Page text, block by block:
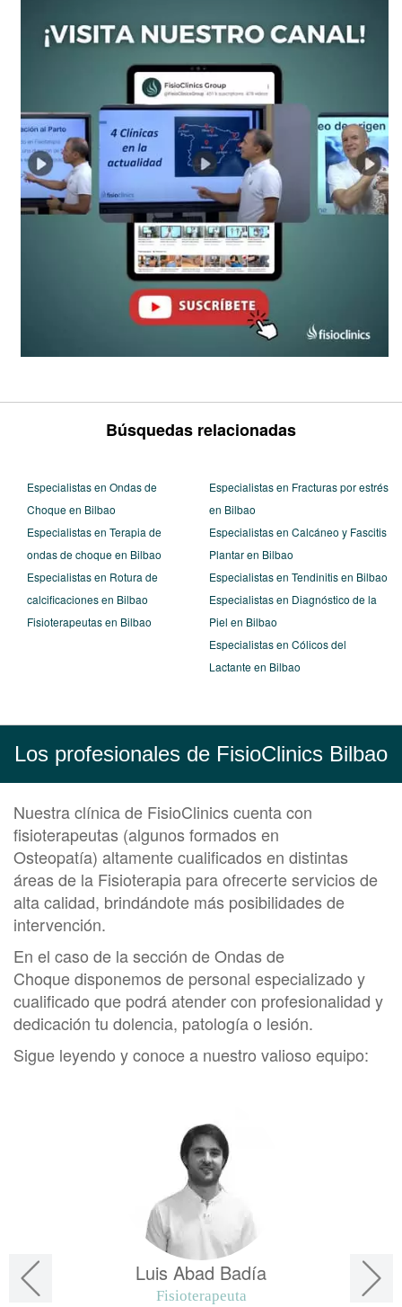
Búsquedas relacionadas
Especialistas en Ondas de
Choque en Bilbao
Especialistas en Terapia de
ondas de choque en Bilbao
Especialistas en Rotura de
calcificaciones en Bilbao
Fisioterapeutas en Bilbao
Especialistas en Fracturas por estrés
en Bilbao
Especialistas en Calcáneo y Fascitis
Plantar en Bilbao
Especialistas en Tendinitis en Bilbao
Especialistas en Diagnóstico de la
Piel en Bilbao
Especialistas en Cólicos del
Lactante en Bilbao
Los profesionales de FisioClinics Bilbao
Nuestra clínica de FisioClinics cuenta con
fisioterapeutas (algunos formados en
Osteopatía) altamente cualificados en distintas
áreas de la Fisioterapia para ofrecerte servicios de
alta calidad, brindándote más posibilidades de
intervención.
En el caso de la sección deOndas de
Choque disponemos de personal especializado y
cualificado que podrá atender con profesionalidad y
dedicación tu dolencia, patología o lesión.
Sigue leyendo y conoce a nuestro valioso equipo:
Luis Abad Badía
Fisioterapeuta